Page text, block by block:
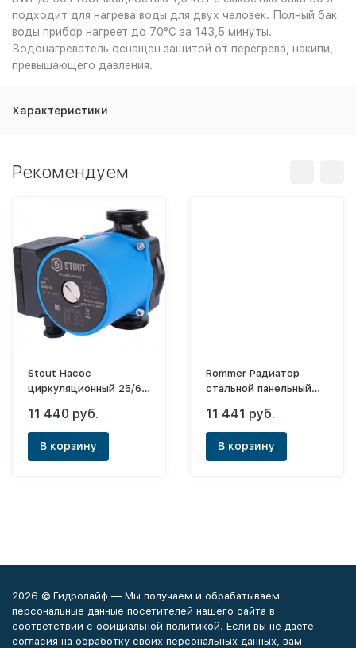
подходит для нагрева воды для двух человек. Полный бак
воды прибор нагреет до 70°С за 143,5 минуты.
Водонагреватель оснащен защитой от перегрева, накипи,
превышающего давления.
Характеристики
Рекомендуем
Stout Насос
циркуляционный 25/60
11 440 руб.
В корзину
Rommer Радиатор
стальной панельный
(боковое)
11 441 руб.
В корзину
2026 © Гидролайф — Мы получаем и обрабатываем
персональные данные посетителей нашего сайта в
соответствии с официальной политикой. Если вы не даете
согласия на обработку своих персональных данных, вам